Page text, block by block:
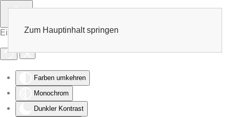
Eingabehilfen öffnen
Farben umkehren
Monochrom
Dunkler Kontrast
Zum Hauptinhalt springen